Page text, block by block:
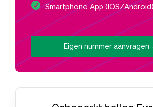
Smartphone App (IOS/Android)
Eigen nummer aanvragen